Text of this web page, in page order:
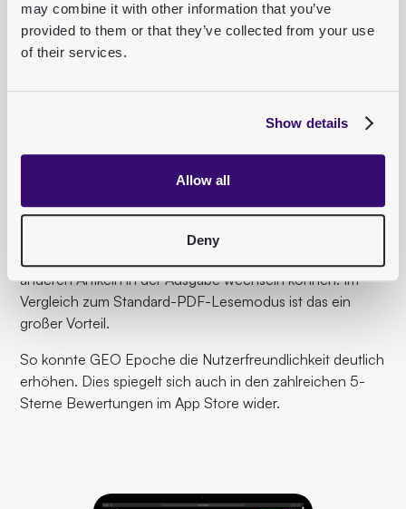
may combine it with other information that you’ve
provided to them or that they’ve collected from your use
of their services.
Show details
Allow all
Deny
Nutzerfreundliche UI/UX
Das Inhaltsverzeichnis ist mit nur einem Klick in jedem
anderen Artikeln in der Ausgabe wechseln können. Im
Vergleich zum Standard-PDF-Lesemodus ist das ein
großer Vorteil.
So konnte GEO Epoche die Nutzerfreundlichkeit deutlich
erhöhen. Dies spiegelt sich auch in den zahlreichen 5-
Sterne Bewertungen im App Store wider.